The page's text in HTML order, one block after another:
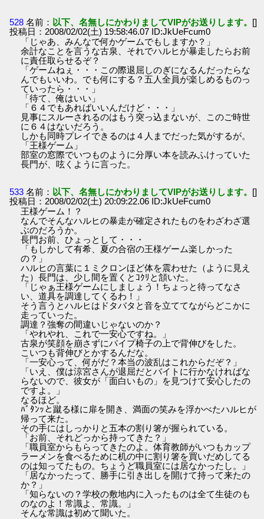
528 名前： 以下、名無しにかわりましてVIPがお送りします。 []
投稿日：2008/02/02(土) 19:58:46.07 ID:JkUeFcum0
「じゃあ、みんなで何かゲームでもしますか？」
余計なことを言うな古泉、それでハルヒが暴走したらお前
に責任取らせるぞ？
「ゲームねぇ・・・この際退屈しのぎになるんだったらな
んでもいいわ。でも何にする？五人全員が楽しめるものっ
ていったら・・・」
「待て、俺はいい」
「６４でもあればいいんだけど・・・」
見事にスルーされるのはもう突っ込まないが、このご時世
に６４はないだろう。
しかも同時プレイできるのは４人までだった気がするが。
「王様ゲーム」
部室の窓際でいつものように分厚い本を読みふけっていた
長門が、呟くように言った。
533 名前： 以下、名無しにかわりましてVIPがお送りします。 []
投稿日：2008/02/02(土) 20:09:22.06 ID:JkUeFcum0
王様ゲーム！？
なんでそんなハルヒの暴走が確定されたものをわざわざ選
ぶのだろうか。
長門お前、ひょっとして・・・
「もしかして有希、夏の合宿の王様ゲーム楽しかった
の？」
ハルヒの言葉に１ミクロンほど体を震わせた（ように見え
た）長門は、少し間を置くとｺｸﾘと頷いた。
「じゃぁ王様ゲームにしましょう！ちょっと待ってなさ
い、道具を調達してくるわ！」
そう言うとハルヒはドタバタと音を立ててながらどこかに
走っていった。
調達？強奪の間違いじゃないのか？
「やれやれ、これで一安心ですね。」
古泉が笑顔を崩さずにパイプ椅子の上で背伸びをした。
こいつも背伸びとかするんだな。
「一安心って、何がだ？本当の波乱はこれからだぞ？」
「いえ、僕は涼宮さんが退屈だとバイトに行かなければな
らないので、彼女が「面白いもの」を見つけて安心したの
ですよ。」
なるほど。
ﾊﾞﾀﾝｯと蹴る様に扉を開き、満面の笑みを浮かべたハルヒが
帰って来た。
その手にはしっかりと五本の割り箸が握られている。
「お前、それどっから持ってきた？」
「職員室からもらってきたのよ。体育教師がいつもカップ
ラーメンを食べるために机の中に割り箸を買いだめしてる
のは知ってたもの。ちょうど職員室には居なかったし。」
「居なかったって、勝手に引き出しを開けて持って来たの
か？」
「知らないの？学校の敷地内に入ったものは全て生徒のも
のなのよ！常識よ、常識。」
そんな常識は初めて聞いた。